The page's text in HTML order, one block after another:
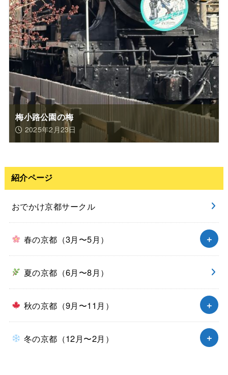
梅小路公園の梅
2025年2月23日
紹介ページ
おでかけ京都サークル
春の京都（3月〜5月）
夏の京都（6月〜8月）
秋の京都（9月〜11月）
冬の京都（12月〜2月）